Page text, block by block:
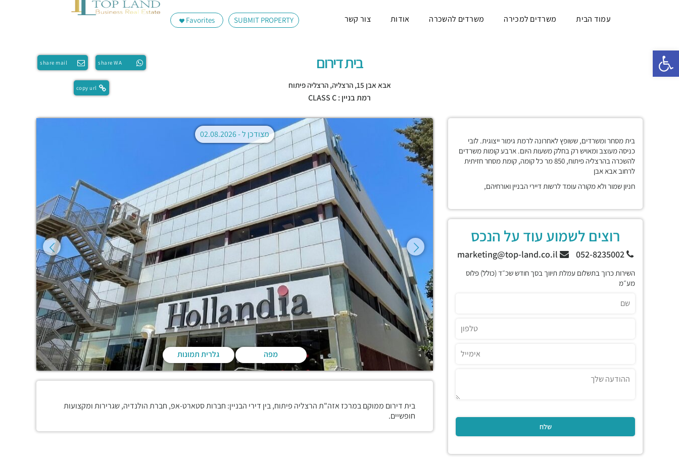
פתח סרגל נגישות
SUBMIT PROPERTY
Favorites עמוד הבית משרדים למכירה משרדים להשכרה אודות צור קשר
share WA
share mail
copy url
בית דירום
אבא אבן 15, הרצליה,הרצליה פיתוח
רמת בניין : CLASS C
מפה גלרית תמונות
מצודכן ל -
בית דירום ממוקם במרכז אזה"ת הרצליה פיתוח, בין דירי הבניין: חברות סטארט-אפ, חברת הולנדיה, שגרירות ומקצועות
חופשיים.
בית מסחר ומשרדים, ששופץ לאחרונה לרמת גימור ייצוגית. לובי
כניסה מעוצב ומאויש רק בחלק משעות היום. ארבע קומות משרדים
להשכרה בהרצליה פיתוח, 850 מר כל קומה, קומת מסחר חזיתית
לרחוב אבא אבן
חניון שמור ולא מקורה עומד לרשות דיירי הבניין ואורחיהם,
רוצים לשמוע עוד על הנכס
השירות כרוך בתשלום עמלת תיווך בסך חודש שכ״ד (כולל) פלוס
מע״מ